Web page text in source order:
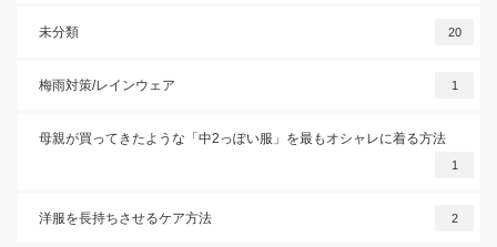
未分類 20
梅雨対策/レインウェア 1
母親が買ってきたような「中2っぽい服」を最もオシャレに着る方法
1
洋服を長持ちさせるケア方法 2